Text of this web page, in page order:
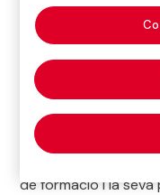
l’artista suec més
es va consolidar
tècnic, com un dels
i als Estats Units.
El recorregut
completa i de gran
de formació i la